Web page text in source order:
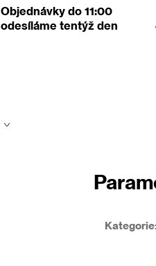
Objednávky do 11:00
odesíláme tentýž den
Kategorie